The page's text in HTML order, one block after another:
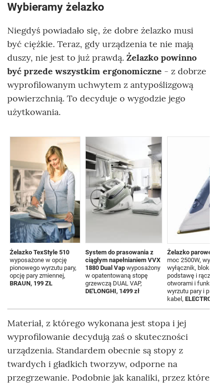
Wybieramy żelazko
Niegdyś powiadało się, że dobre żelazko musi
być ciężkie. Teraz, gdy urządzenia te nie mają
duszy, nie jest to już prawdą. Żelazko powinno
być przede wszystkim ergonomiczne - z dobrze
wyprofilowanym uchwytem z antypoślizgową
powierzchnią. To decyduje o wygodzie jego
użytkowania.
Żelazko TexStyle 510
wyposażone w opcję
pionowego wyrzutu pary,
opcję pary zmiennej,
BRAUN, 199 ZŁ
System do prasowania z
ciągłym napełnianiem VVX
1880 Dual Vap wyposażony
w opatentowaną stopę
grzewczą DUAL VAP,
DE'LONGHI, 1499 zł
Żelazko parowe
moc 2500W,
wyłącznik,
podstawę i
otworami i
wyrzutu pary i
kabel,
Materiał, z którego wykonana jest stopa i jej
wyprofilowanie decydują zaś o skuteczności
urządzenia. Standardem obecnie są stopy z
twardych i gładkich tworzyw, odporne na
przegrzewanie. Podobnie jak kanaliki, przez które